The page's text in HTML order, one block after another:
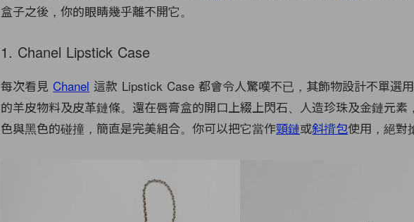
盒子之後，你的眼睛幾乎離不開它。
1. Chanel Lipstick Case
每次看見Chanel 這款 Lipstick Case 都會令人驚嘆不已，其飾物設計不單選
的羊皮物料及皮革鏈條。還在唇膏盒的開口上綴上閃石、人造珍珠及金鏈元素
色與黑色的碰撞，簡直是完美組合。你可以把它當作頸鏈或斜揹包使用，絕對